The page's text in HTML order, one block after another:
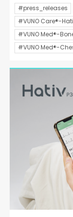
#press_releases
#VUNO Care®-
#VUNO Med®-
#VUNO Med®-